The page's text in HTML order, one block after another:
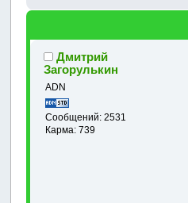
Дмитрий
Загорулькин
ADN
Сообщений: 2531
Карма: 739